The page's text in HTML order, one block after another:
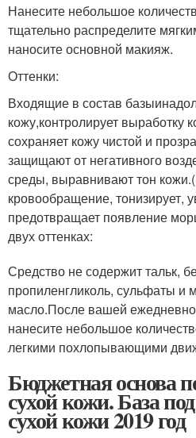
Нанесите небольшое
тщательно распределите
наносите основной макияж.
Оттенки:
Входящие в состав
кожу,контролирует выработку
сохраняет кожу чистой и
защищают от негативного
среды, выравнивают тон
кровообращение, тонизирует,
предотвращает появление
двух оттенках:
Средство не содержит тальк,
пропиленгликоль, сульфаты и
масло.После вашей
нанесите небольшое
легкими похлопывающими
Бюджетная основа
сухой кожи. База
сухой кожи 2019 год